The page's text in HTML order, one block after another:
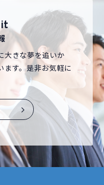
大きな夢を追いか
ます。是非お気軽に